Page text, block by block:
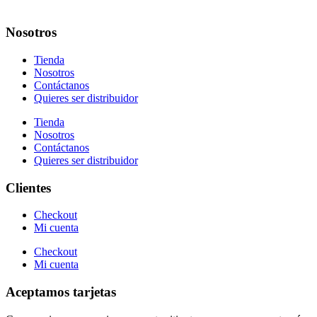
Nosotros
Tienda
Nosotros
Contáctanos
Quieres ser distribuidor
Tienda
Nosotros
Contáctanos
Quieres ser distribuidor
Clientes
Checkout
Mi cuenta
Checkout
Mi cuenta
Aceptamos tarjetas